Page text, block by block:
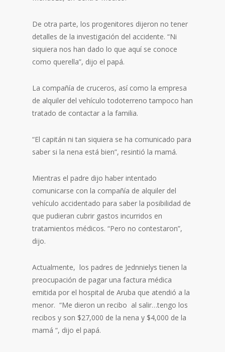
De otra parte, los progenitores dijeron no tener
detalles de la investigación del accidente. “Ni
siquiera nos han dado lo que aquí se conoce
como querella”, dijo el papá.
La compañía de cruceros, así como la empresa
de alquiler del vehículo todoterreno tampoco han
tratado de contactar a la familia.
“El capitán ni tan siquiera se ha comunicado para
saber si la nena está bien”, resintió la mamá.
Mientras el padre dijo haber intentado
comunicarse con la compañía de alquiler del
vehículo accidentado para saber la posibilidad de
que pudieran cubrir gastos incurridos en
tratamientos médicos. “Pero no contestaron”,
dijo.
Actualmente, los padres de Jednnielys tienen la
preocupación de pagar una factura médica
emitida por el hospital de Aruba que atendió a la
menor. “Me dieron un recibo al salir…tengo los
recibos y son $27,000 de la nena y $4,000 de la
mamá “, dijo el papá.